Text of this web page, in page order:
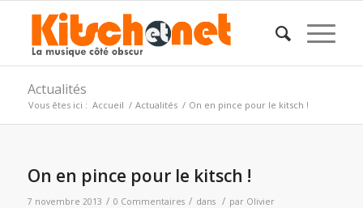
Actualités
Vous êtes ici : Accueil / Actualités / On en pince pour le kitsch !
On en pince pour le kitsch !
7 novembre 2013 / 0 Commentaires / dans / par Olivier